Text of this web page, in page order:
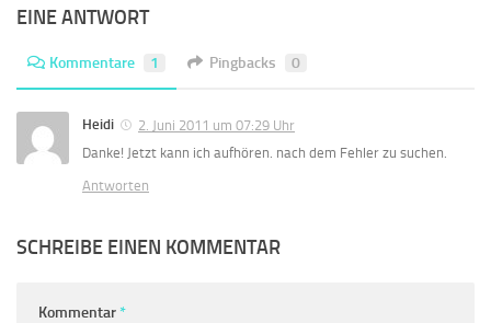
EINE ANTWORT
Kommentare 1 Pingbacks 0
Heidi
2. Juni 2011 um 07:29 Uhr
Danke! Jetzt kann ich aufhören. nach dem Fehler zu suchen.
Antworten
SCHREIBE EINEN KOMMENTAR
Kommentar*